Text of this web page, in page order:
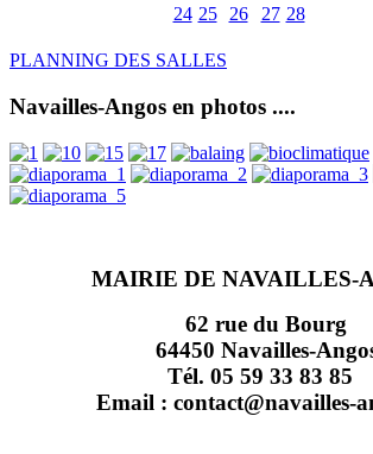
24 25 26 27 28
PLANNING DES SALLES
Navailles-Angos en photos ....
MAIRIE DE NAVAILLES-
62 rue du Bourg
64450 Navailles-
Tél. 05 59 33 83 85
Email : contact@navailles-